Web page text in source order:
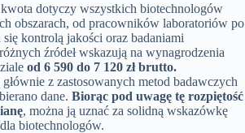
dotyczy wszystkich biotechnologów
obszarach, od pracowników laboratoriów po
kontrolą jakości oraz badaniami
źródeł wskazują na wynagrodzenia
od 6 590 do 7 120 zł brutto.
z zastosowanych metod badawczych
dane. Biorąc pod uwagę tę rozpiętość
, można ją uznać za solidną wskazówkę
biotechnologów.